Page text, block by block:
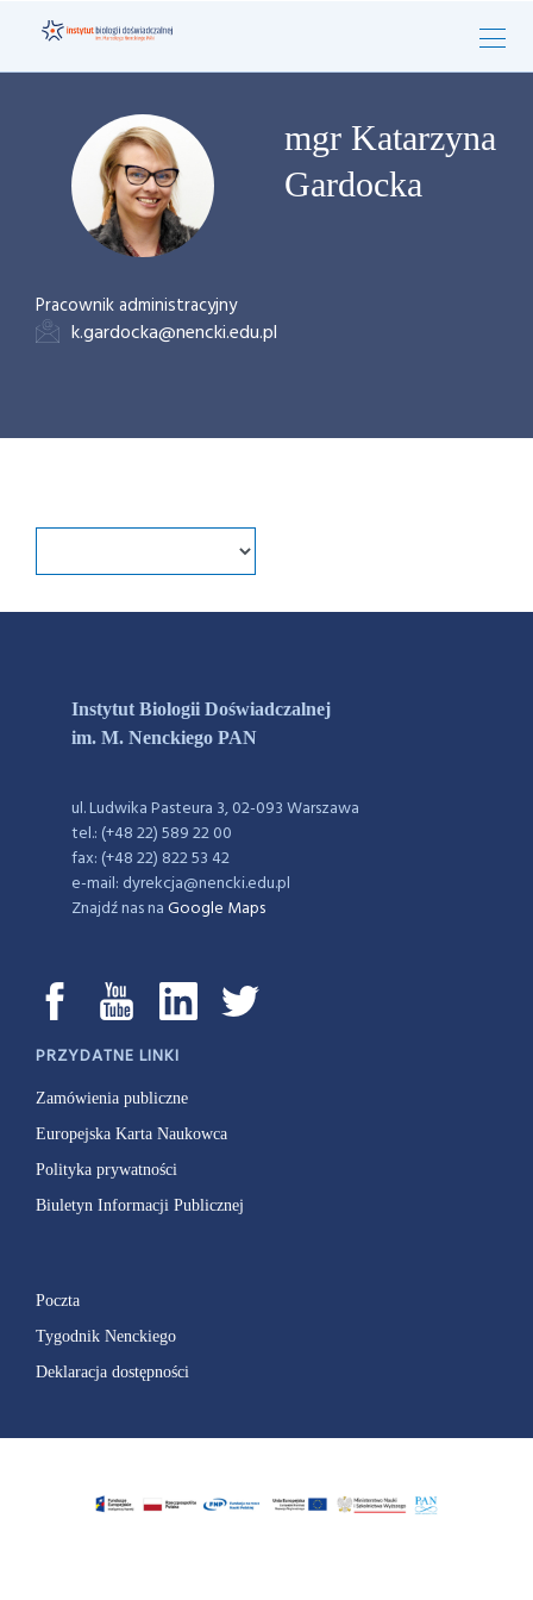
mgr Katarzyna
Gardocka
Pracownik administracyjny
k.gardocka@nencki.edu.pl
Instytut Biologii Doświadczalnej
im. M. Nenckiego PAN
ul. Ludwika Pasteura 3, 02-093 Warszawa
tel.: (+48 22) 589 22 00
fax: (+48 22) 822 53 42
e-mail: dyrekcja@nencki.edu.pl
Znajdź nas naGoogle Maps
PRZYDATNE LINKI
Zamówienia publiczne
Europejska Karta Naukowca
Polityka prywatności
Biuletyn Informacji Publicznej
Poczta
Tygodnik Nenckiego
Deklaracja dostępności